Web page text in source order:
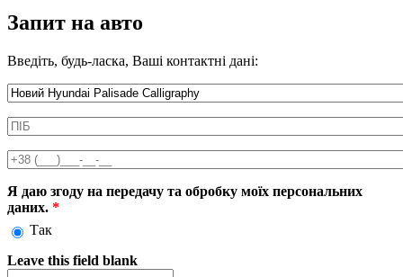
Запит на авто
Введіть, будь-ласка, Ваші контактні дані:
Информація про автомобіль
ПІБ
Телефон
Я даю згоду на передачу та обробку моїх персональних
даних. *
Так
Leave this field blank